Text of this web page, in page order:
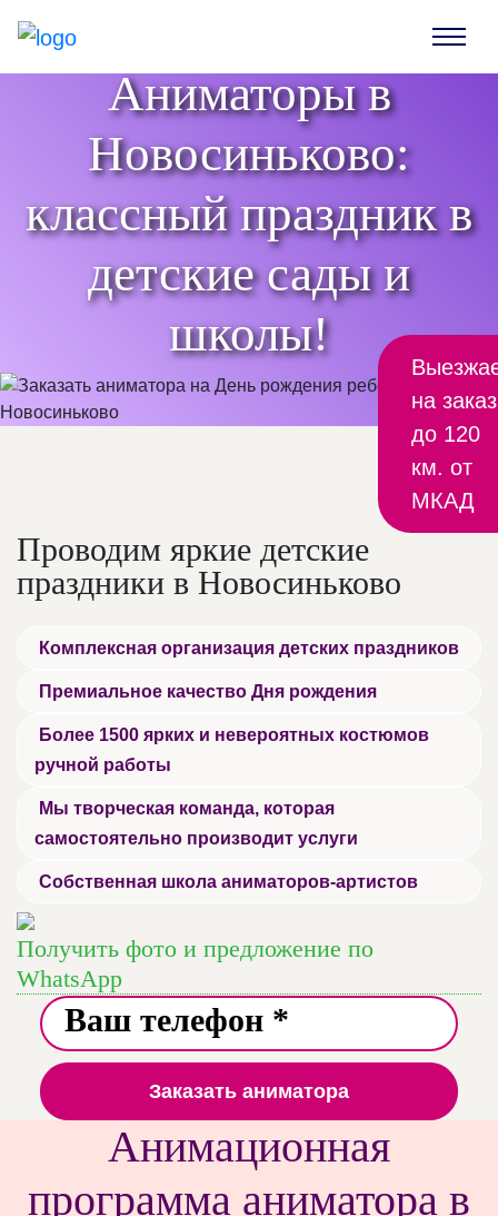
Аниматоры в
Новосиньково:
классный праздник в
детские сады и
школы!
на заказ
до 120
км. от
МКАД
Проводим яркие детские
праздники в Новосиньково
Комплексная организация детских праздников
Премиальное качество Дня рождения
Более 1500 ярких и невероятных костюмов
ручной работы
Мы творческая команда, которая
самостоятельно производит услуги
Собственная школа аниматоров-артистов
Получить фото и предложение по
WhatsApp
Заказать аниматора
Анимационная
программа аниматора в